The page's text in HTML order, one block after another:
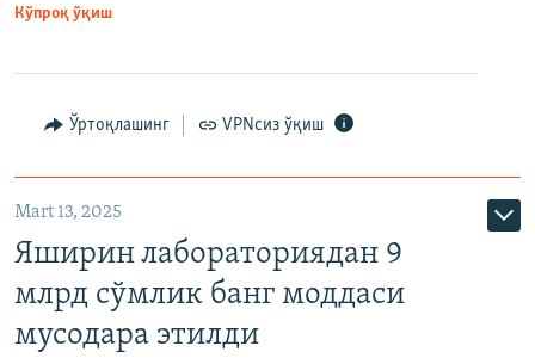
Кўпроқ ўқиш
Ўртоқлашинг VPNсиз ўқиш
Mart 13, 2025
Яширин лабораториядан 9
млрд сўмлик банг моддаси
мусодара этилди